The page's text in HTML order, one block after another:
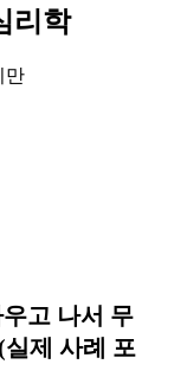
리 학
만
고 나서 무
제 사례 포